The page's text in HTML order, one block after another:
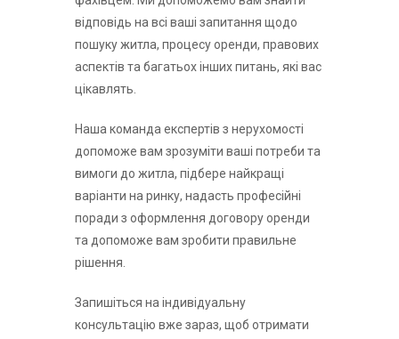
відповідь на всі ваші запитання щодо
пошуку житла, процесу оренди, правових
аспектів та багатьох інших питань, які вас
цікавлять.
Наша команда експертів з нерухомості
допоможе вам зрозуміти ваші потреби та
вимоги до житла, підбере найкращі
варіанти на ринку, надасть професійні
поради з оформлення договору оренди
та допоможе вам зробити правильне
рішення.
Запишіться на індивідуальну
консультацію вже зараз, щоб отримати